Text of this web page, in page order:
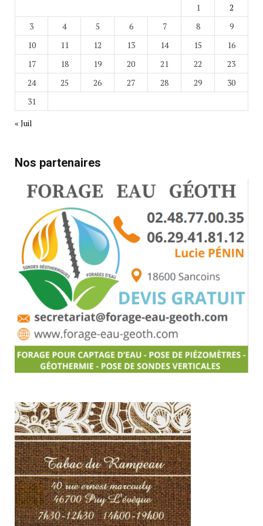
1
2
3
4 5 6 7 8
9
10
11 12 13 14 15
16
17
18 19 20 21 22
23
24
25 26 27 28 29
30
31
« Juil
Nos partenaires